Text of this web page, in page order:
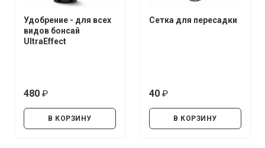
Удобрение - для всех
видов бонсай
UltraEffect
480
В КОРЗИНУ
Сетка для пересадки
40
В КОРЗИНУ